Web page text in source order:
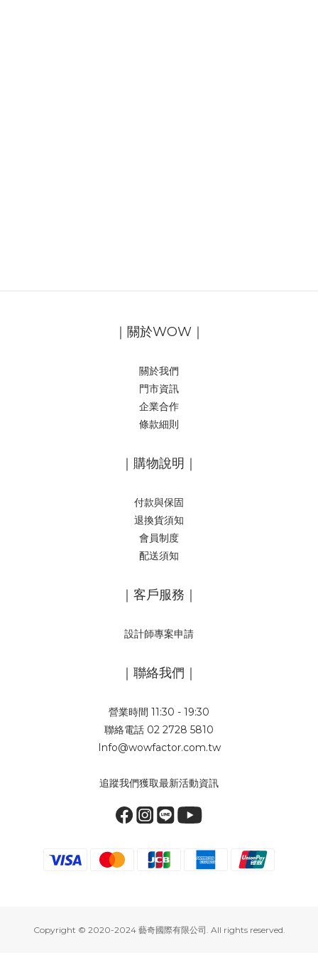
｜關於WOW｜
關於我們
門市資訊
企業合作
條款細則
｜購物說明｜
付款與保固
退換貨須知
會員制度
配送須知
｜客戶服務｜
設計師專案申請
｜聯絡我們｜
營業時間 11:30 - 19:30
聯絡電話 02 2728 5810
Info@wowfactor.com.tw
追蹤我們獲取最新活動資訊
Copyright © 2020-2024 藝奇國際有限公司. All rights reserved.